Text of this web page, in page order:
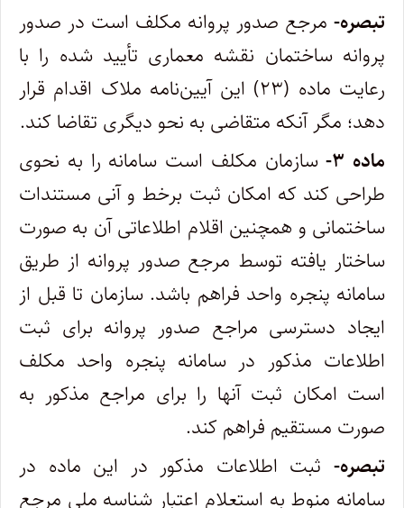
تبصره- مرجع صدور پروانه مکلف است در صدور
پروانه ساختمان نقشه معماری تأیید شده را با
رعایت ماده (۲۳) این آیین‌نامه ملاک اقدام قرار
دهد؛ مگر آنکه متقاضی به نحو دیگری تقاضا کند.
ماده ۳-
سازمان مکلف است سامانه را به نحوی
طراحی کند که امکان ثبت برخط و آنی مستندات
ساختمانی و همچنین اقلام اطلاعاتی آن به صورت
ساختار یافته توسط مرجع صدور پروانه از طریق
سامانه پنجره واحد فراهم باشد. سازمان تا قبل از
ایجاد دسترسی مراجع صدور پروانه برای ثبت
اطلاعات مذکور در سامانه پنجره واحد مکلف
است امکان ثبت آنها را برای مراجع مذکور به
صورت مستقیم فراهم کند.
تبصره- ثبت اطلاعات مذکور در این ماده در
سامانه منوط به استعلام اعتبار شناسه ملی مرجع